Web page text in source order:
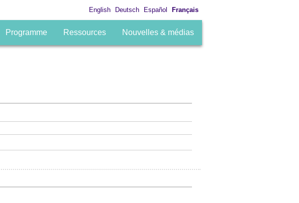
English Deutsch Español Français
Programme Ressources Nouvelles & médias